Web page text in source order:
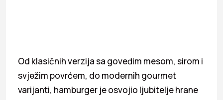
Od klasičnih verzija sa goveđim mesom, sirom i
svježim povrćem, do modernih gourmet
varijanti, hamburger je osvojio ljubitelje hrane